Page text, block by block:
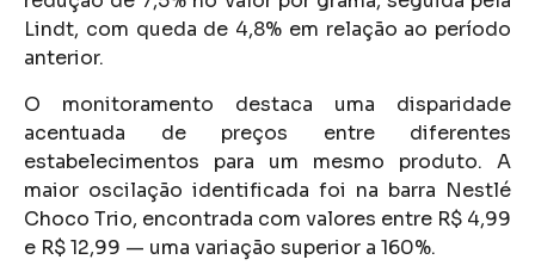
Lindt, com queda de 4,8% em relação ao período
anterior.
O monitoramento destaca uma disparidade
acentuada de preços entre diferentes
estabelecimentos para um mesmo produto. A
maior oscilação identificada foi na barra Nestlé
Choco Trio, encontrada com valores entre R$ 4,99
e R$ 12,99 — uma variação superior a 160%.